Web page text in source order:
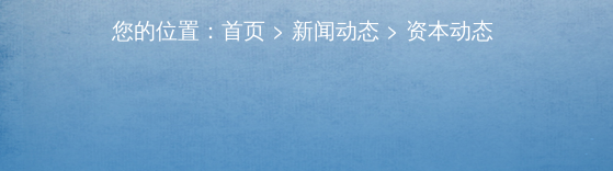
您的位置： 首页 > 新闻动态 > 资本动态